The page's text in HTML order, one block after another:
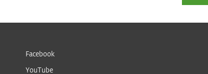
Facebook
YouTube